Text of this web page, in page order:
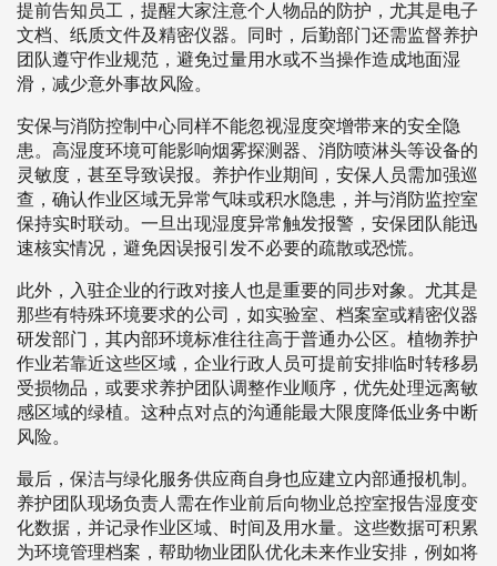
提前告知员工，提醒大家注意个人物品的防护，尤其是电子
文档、纸质文件及精密仪器。同时，后勤部门还需监督养护
团队遵守作业规范，避免过量用水或不当操作造成地面湿
滑，减少意外事故风险。
安保与消防控制中心同样不能忽视湿度突增带来的安全隐
患。高湿度环境可能影响烟雾探测器、消防喷淋头等设备的
灵敏度，甚至导致误报。养护作业期间，安保人员需加强巡
查，确认作业区域无异常气味或积水隐患，并与消防监控室
保持实时联动。一旦出现湿度异常触发报警，安保团队能迅
速核实情况，避免因误报引发不必要的疏散或恐慌。
此外，入驻企业的行政对接人也是重要的同步对象。尤其是
那些有特殊环境要求的公司，如实验室、档案室或精密仪器
研发部门，其内部环境标准往往高于普通办公区。植物养护
作业若靠近这些区域，企业行政人员可提前安排临时转移易
受损物品，或要求养护团队调整作业顺序，优先处理远离敏
感区域的绿植。这种点对点的沟通能最大限度降低业务中断
风险。
最后，保洁与绿化服务供应商自身也应建立内部通报机制。
养护团队现场负责人需在作业前后向物业总控室报告湿度变
化数据，并记录作业区域、时间及用水量。这些数据可积累
为环境管理档案，帮助物业团队优化未来作业安排，例如将